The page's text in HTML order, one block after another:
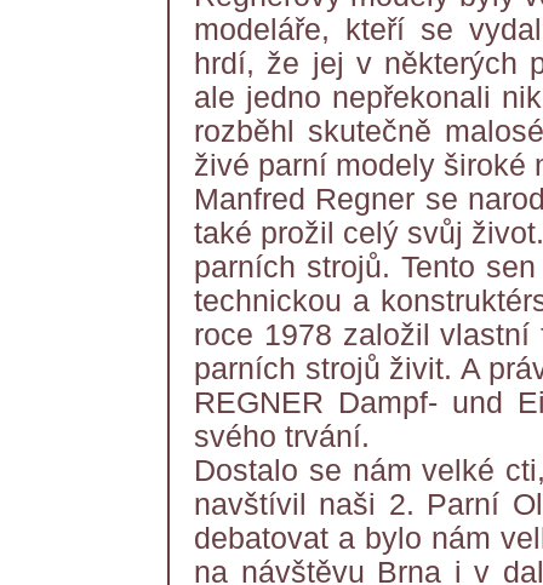
modeláře, kteří se
hrdí, že jej v některých
ale jedno nepřekonali
rozběhl skutečně
živé parní modely široké
Manfred Regner se
také prožil celý svůj
parních strojů. Tento
technickou a
roce 1978 založil
parních strojů živit. A
REGNER Dampf- und
svého trvání.
Dostalo se nám velké
navštívil naši 2. Parní
debatovat a bylo nám
na návštěvu Brna i v